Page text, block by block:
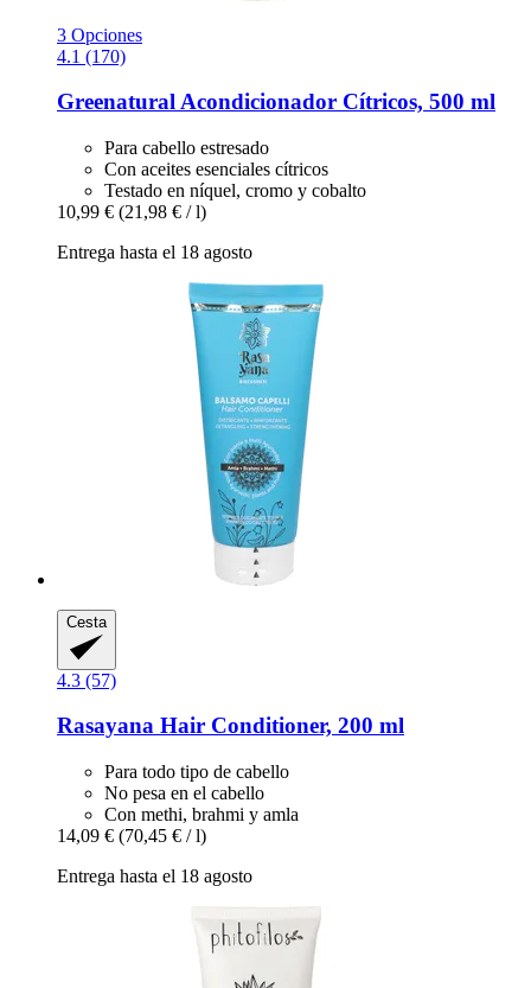
3 Opciones
4.1 (170)
GreenaturalAcondicionador Cítricos, 500 ml
Para cabello estresado
Con aceites esenciales cítricos
Testado en níquel, cromo y cobalto
10,99 € (21,98 € / l)
Entrega hasta el 18 agosto
Cesta
4.3 (57)
Rasayana Hair Conditioner, 200 ml
Para todo tipo de cabello
No pesa en el cabello
Con methi, brahmi y amla
14,09 € (70,45 € / l)
Entrega hasta el 18 agosto